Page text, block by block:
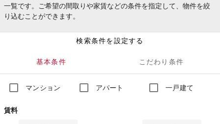
一覧です。ご希望の間取りや家賃などの条件を指定して、物件を絞
り込むことができます。
検索条件を設定する
基本条件 こだわり条件
マンション アパート 一戸建て
賃料